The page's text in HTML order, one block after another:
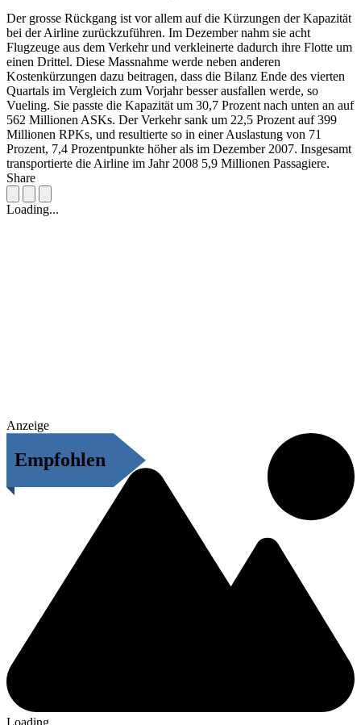
Der grosse Rückgang ist vor allem auf die Kürzungen der Kapazität
bei der Airline zurückzuführen. Im Dezember nahm sie acht
Flugzeuge aus dem Verkehr und verkleinerte dadurch ihre Flotte um
einen Drittel. Diese Massnahme werde neben anderen
Kostenkürzungen dazu beitragen, dass die Bilanz Ende des vierten
Quartals im Vergleich zum Vorjahr besser ausfallen werde, so
Vueling. Sie passte die Kapazität um 30,7 Prozent nach unten an auf
562 Millionen ASKs. Der Verkehr sank um 22,5 Prozent auf 399
Millionen RPKs, und resultierte so in einer Auslastung von 71
Prozent, 7,4 Prozentpunkte höher als im Dezember 2007. Insgesamt
transportierte die Airline im Jahr 2008 5,9 Millionen Passagiere.
Share
Loading...
Anzeige
Empfohlen
Loading...